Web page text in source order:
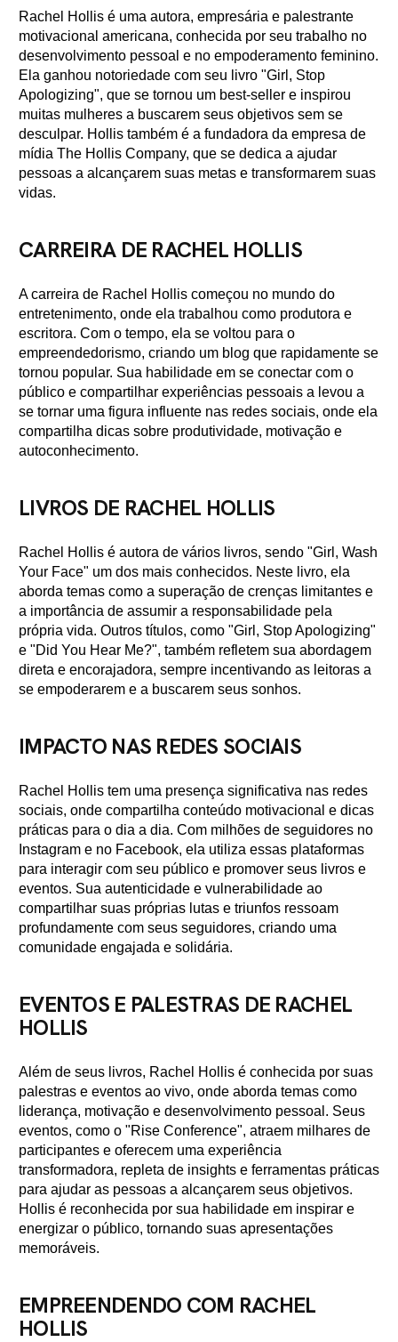
Rachel Hollis é uma autora, empresária e palestrante
motivacional americana, conhecida por seu trabalho no
desenvolvimento pessoal e no empoderamento feminino.
Ela ganhou notoriedade com seu livro "Girl, Stop
Apologizing", que se tornou um best-seller e inspirou
muitas mulheres a buscarem seus objetivos sem se
desculpar. Hollis também é a fundadora da empresa de
mídia The Hollis Company, que se dedica a ajudar
pessoas a alcançarem suas metas e transformarem suas
vidas.
CARREIRA DE RACHEL HOLLIS
A carreira de Rachel Hollis começou no mundo do
entretenimento, onde ela trabalhou como produtora e
escritora. Com o tempo, ela se voltou para o
empreendedorismo, criando um blog que rapidamente se
tornou popular. Sua habilidade em se conectar com o
público e compartilhar experiências pessoais a levou a
se tornar uma figura influente nas redes sociais, onde ela
compartilha dicas sobre produtividade, motivação e
autoconhecimento.
LIVROS DE RACHEL HOLLIS
Rachel Hollis é autora de vários livros, sendo "Girl, Wash
Your Face" um dos mais conhecidos. Neste livro, ela
aborda temas como a superação de crenças limitantes e
a importância de assumir a responsabilidade pela
própria vida. Outros títulos, como "Girl, Stop Apologizing"
e "Did You Hear Me?", também refletem sua abordagem
direta e encorajadora, sempre incentivando as leitoras a
se empoderarem e a buscarem seus sonhos.
IMPACTO NAS REDES SOCIAIS
Rachel Hollis tem uma presença significativa nas redes
sociais, onde compartilha conteúdo motivacional e dicas
práticas para o dia a dia. Com milhões de seguidores no
Instagram e no Facebook, ela utiliza essas plataformas
para interagir com seu público e promover seus livros e
eventos. Sua autenticidade e vulnerabilidade ao
compartilhar suas próprias lutas e triunfos ressoam
profundamente com seus seguidores, criando uma
comunidade engajada e solidária.
EVENTOS E PALESTRAS DE RACHEL
HOLLIS
Além de seus livros, Rachel Hollis é conhecida por suas
palestras e eventos ao vivo, onde aborda temas como
liderança, motivação e desenvolvimento pessoal. Seus
eventos, como o "Rise Conference", atraem milhares de
participantes e oferecem uma experiência
transformadora, repleta de insights e ferramentas práticas
para ajudar as pessoas a alcançarem seus objetivos.
Hollis é reconhecida por sua habilidade em inspirar e
energizar o público, tornando suas apresentações
memoráveis.
EMPREENDENDO COM RACHEL
HOLLIS